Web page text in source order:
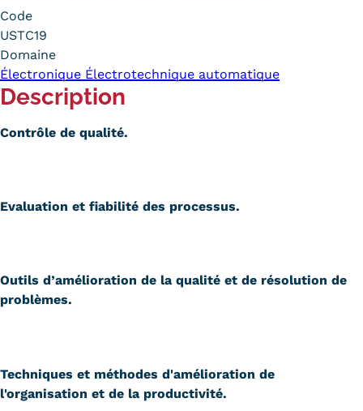
Nos centres administratifs
Contacts services
Trouver votre formation
Code
USTC19
Domaine
Électronique Électrotechnique automatique
Description
Contrôle de qualité.
Evaluation et fiabilité des processus.
Outils d’amélioration de la qualité et de résolution de
problèmes.
Techniques et méthodes d'amélioration de
l'organisation et de la productivité.